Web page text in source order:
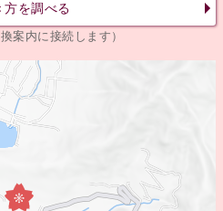
方を調べる
案内に接続します）